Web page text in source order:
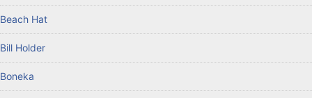
Beach Hat
Bill Holder
Boneka